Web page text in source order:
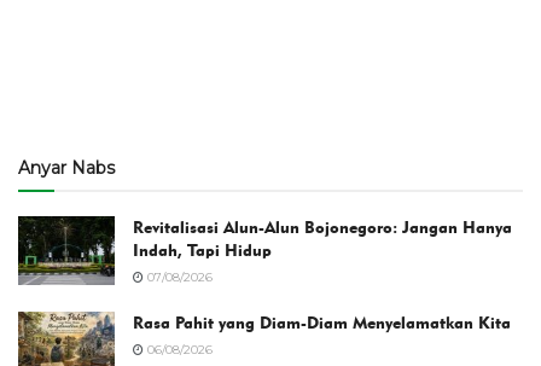
Anyar Nabs
Revitalisasi Alun-Alun Bojonegoro: Jangan Hanya
Indah, Tapi Hidup
07/08/2026
Rasa Pahit yang Diam-Diam Menyelamatkan Kita
06/08/2026